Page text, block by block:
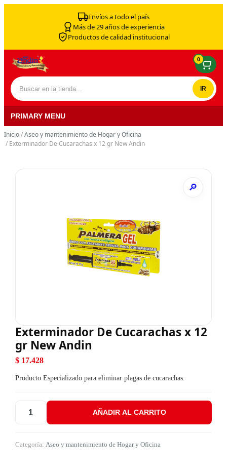
Envíos a todo el país
Más de 29 años de experiencia
Productos de calidad institucional
Buscar por:
0
PRIMARY MENU
Inicio/Aseo y mantenimiento de Hogar y Oficina
/ Exterminador De Cucarachas x 12 gr New Andin
Exterminador De Cucarachas x 12
gr New Andin
$17.428
Producto Especializado para eliminar plagas de cucarachas.
Exterminador De Cucarachas x 12 gr New Andin cantidad
AÑADIR AL CARRITO
Categoría: Aseo y mantenimiento de Hogar y Oficina